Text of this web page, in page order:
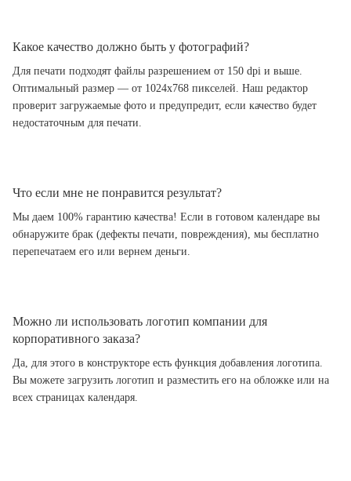
Какое качество должно быть у фотографий?
Для печати подходят файлы разрешением от 150 dpi и выше.
Оптимальный размер — от 1024x768 пикселей. Наш редактор
проверит загружаемые фото и предупредит, если качество будет
недостаточным для печати.
Что если мне не понравится результат?
Мы даем 100% гарантию качества! Если в готовом календаре вы
обнаружите брак (дефекты печати, повреждения), мы бесплатно
перепечатаем его или вернем деньги.
Можно ли использовать логотип компании для
корпоративного заказа?
Да, для этого в конструкторе есть функция добавления логотипа.
Вы можете загрузить логотип и разместить его на обложке или на
всех страницах календаря.